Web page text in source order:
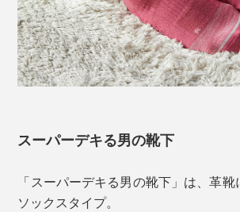
スーパーデキる男の靴下
「スーパーデキる男の靴下」は、革
ソックスタイプ。